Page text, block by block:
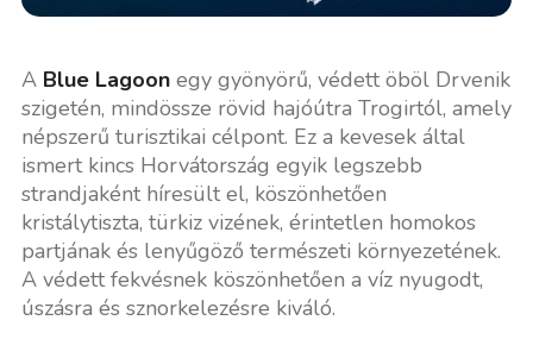
A Blue Lagoonegy gyönyörű, védett öböl Drvenik
szigetén, mindössze rövid hajóútra Trogirtól, amely
népszerű turisztikai célpont. Ez a kevesek által
ismert kincs Horvátország egyik legszebb
strandjaként híresült el, köszönhetően
kristálytiszta, türkiz vizének, érintetlen homokos
partjának és lenyűgöző természeti környezetének.
A védett fekvésnek köszönhetően a víz nyugodt,
úszásra és sznorkelezésre kiváló.